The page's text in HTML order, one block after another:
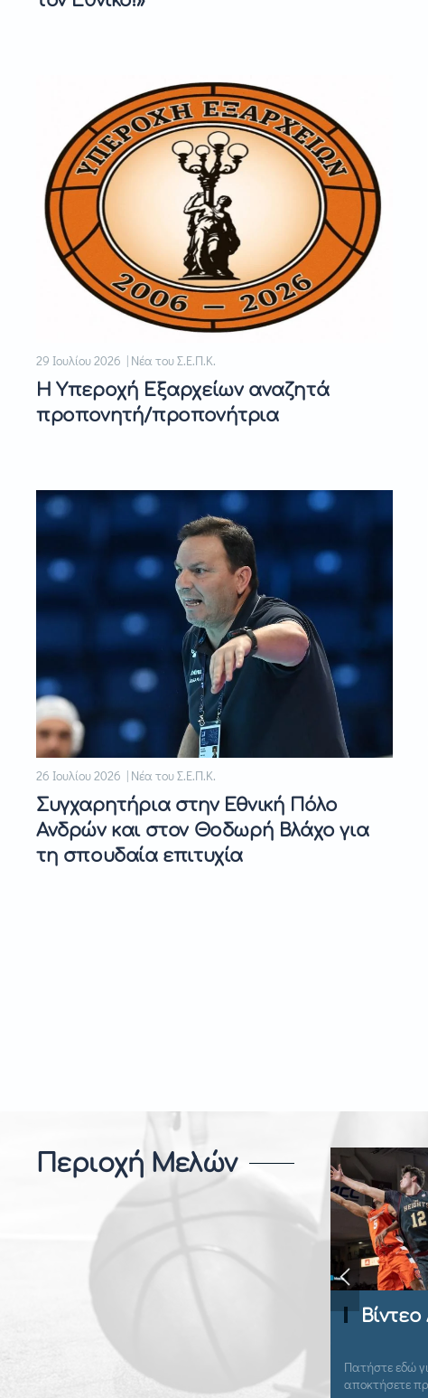
29 Ιουλίου 2026 | Νέα του Σ.Ε.Π.Κ.
Η Υπεροχή Εξαρχείων αναζητά
προπονητή/προπονήτρια
26 Ιουλίου 2026 | Νέα του Σ.Ε.Π.Κ.
Συγχαρητήρια στην Εθνική Πόλο
Ανδρών και στον Θοδωρή Βλάχο για
τη σπουδαία επιτυχία
Περιοχή Μελών
Πατήστε εδώ για να συνδεθείτε και να
αποκτήσετε πρόσβαση.